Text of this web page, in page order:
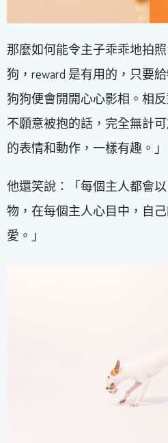
那麼如何能令主子乖乖地拍
狗，reward 是有用的，只要
狗狗便會開開心心影相。相
不願意被抱的話，完全無計
的表情和動作，一樣有趣。」
他還笑說：「每個主人都會
物，在每個主人心目中，自
愛。」